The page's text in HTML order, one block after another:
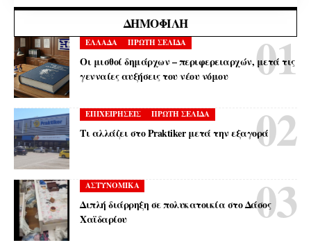
ΔΗΜΟΦΙΛΉ
ΕΛΛΑΔΑ ΠΡΩΤΗ ΣΕΛΙΔΑ
Οι μισθοί δημάρχων – περιφερειαρχών, μετά τις
γενναίες αυξήσεις του νέου νόμου
ΕΠΙΧΕΙΡΗΣΕΙΣ ΠΡΩΤΗ ΣΕΛΙΔΑ
Τι αλλάζει στο Praktiker μετά την εξαγορά
ΑΣΤΥΝΟΜΙΚΑ
Διπλή διάρρηξη σε πολυκατοικία στο Δάσος
Χαϊδαρίου